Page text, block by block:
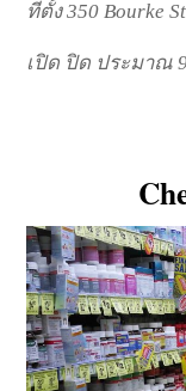
ที่ตั้ง 350 Bourke
เปิด ปิด ประมาณ